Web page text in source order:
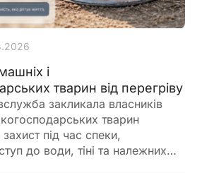
і
тварин від перегріву
закликала власників
тварин
під час спеки,
до води, тіні та належних